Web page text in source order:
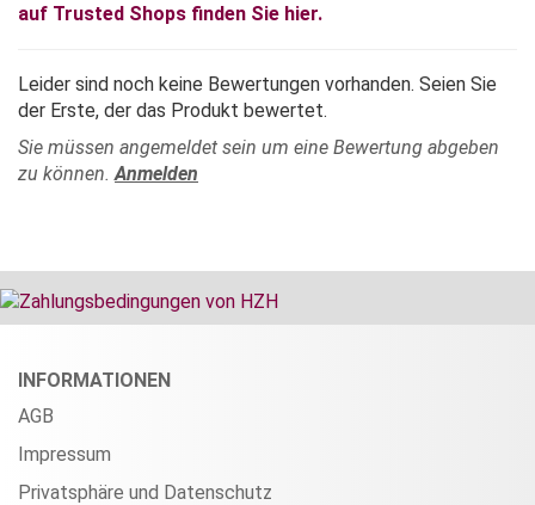
auf Trusted Shops finden Sie hier.
Leider sind noch keine Bewertungen vorhanden. Seien Sie
der Erste, der das Produkt bewertet.
Sie müssen angemeldet sein um eine Bewertung abgeben
zu können. Anmelden
INFORMATIONEN
AGB
Impressum
Privatsphäre und Datenschutz